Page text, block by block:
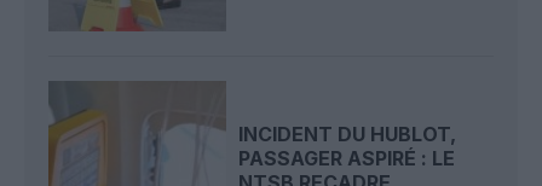
INCIDENT DU HUBLOT,
PASSAGER ASPIRÉ : LE